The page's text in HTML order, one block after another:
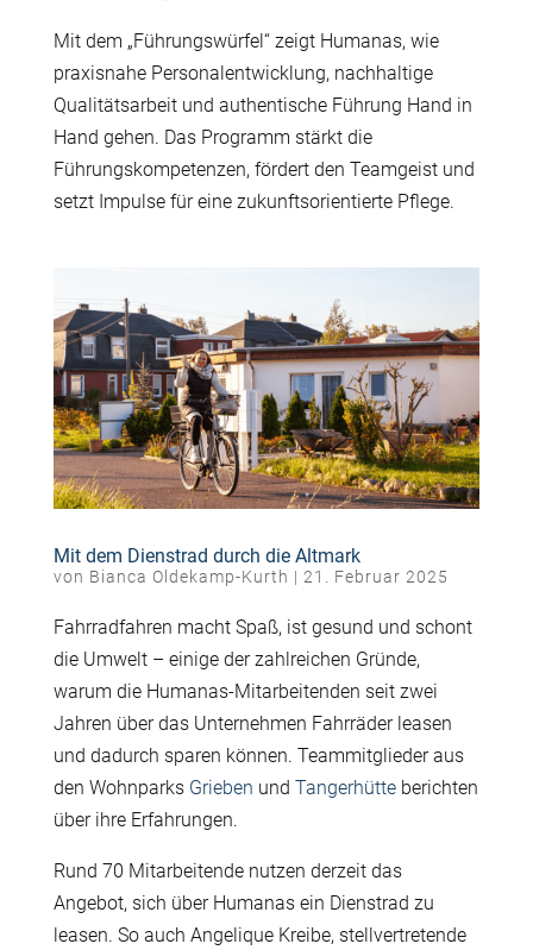
Mit dem „Führungswürfel“ zeigt Humanas, wie
praxisnahe Personalentwicklung, nachhaltige
Qualitätsarbeit und authentische Führung Hand in
Hand gehen. Das Programm stärkt die
Führungskompetenzen, fördert den Teamgeist und
setzt Impulse für eine zukunftsorientierte Pflege.
Mit dem Dienstrad durch die Altmark
von Bianca Oldekamp-Kurth | 21. Februar 2025
Fahrradfahren macht Spaß, ist gesund und schont
die Umwelt – einige der zahlreichen Gründe,
warum die Humanas-Mitarbeitenden seit zwei
Jahren über das Unternehmen Fahrräder leasen
und dadurch sparen können. Teammitglieder aus
den Wohnparks Grieben und Tangerhütteberichten
über ihre Erfahrungen.
Rund 70 Mitarbeitende nutzen derzeit das
Angebot, sich über Humanas ein Dienstrad zu
leasen. So auch Angelique Kreibe, stellvertretende